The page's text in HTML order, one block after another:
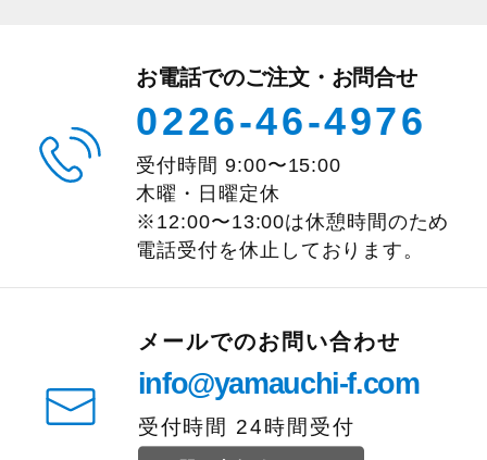
お電話でのご注文・お問合せ
0226-46-4976
受付時間 9:00〜15:00
木曜・日曜定休
※12:00〜13:00は休憩時間のため
電話受付を休止しております。
メールでのお問い合わせ
info@yamauchi-f.com
受付時間 24時間受付